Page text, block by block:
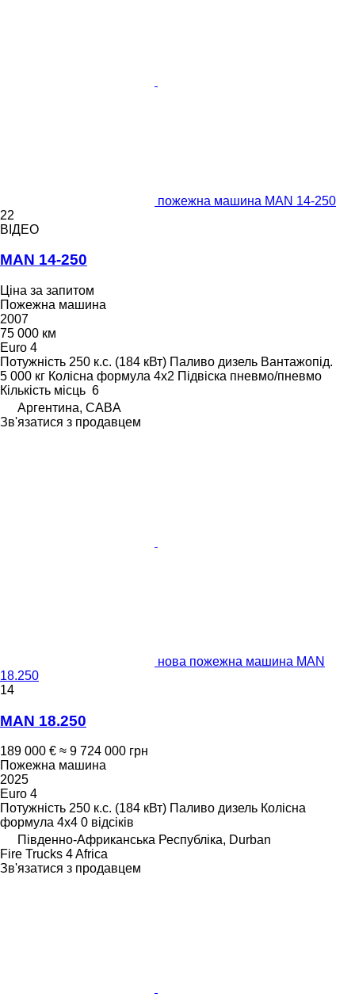
пожежна машина MAN 14-250
22
ВІДЕО
MAN 14-250
Ціна за запитом
Пожежна машина
2007
75 000 км
Euro 4
Потужність 250 к.с. (184 кВт) Паливо дизель Вантажопід.
5 000 кг Колісна формула 4x2 Підвіска пневмо/пневмо
Кількість місць 6
Аргентина, CABA
Зв'язатися з продавцем
нова пожежна машина MAN
18.250
14
MAN 18.250
189 000 € ≈ 9 724 000 грн
Пожежна машина
2025
Euro 4
Потужність 250 к.с. (184 кВт) Паливо дизель Колісна
формула 4x4 0 відсіків
Південно-Африканська Республіка, Durban
Fire Trucks 4 Africa
Зв'язатися з продавцем